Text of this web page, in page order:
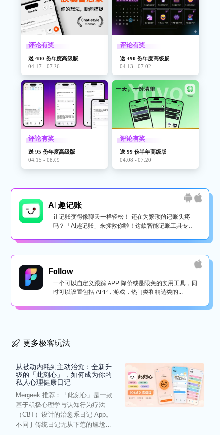
评论有奖
送 480 份年度高级版
04.17 - 07.26
评论有奖
送 490 份年度高级版
04.13 - 07.02
评论有奖
送 95 份年度高级版
04.15 - 08.09
评论有奖
送 99 份半年高级版
04.08 - 07.20
AI 趣记账
让记账变得像聊天一样轻松！ 还在为繁琐的记账头疼
吗？「AI趣记账」来拯救你啦！这款智能记账工具专为
Follow
一个可以自定义跟踪 APP 降价或是限免的实用工具，同
时可以设置包括 APP，游戏，热门类和精选类的...
更多极客玩法
从被动内耗到主动治愈：全新升
级的「此刻心」，如何成为你的
私人心理健康日记
Mergeek 推荐：「此刻心」是一款
基于积极心理学与认知行为疗法
（CBT）设计的治愈系日记 App。
不同于传统日记无从下笔的尴尬，